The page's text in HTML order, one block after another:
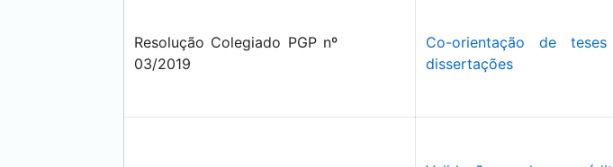
Resolução Colegiado PGP nº
03/2019
Co-orientação de
dissertações